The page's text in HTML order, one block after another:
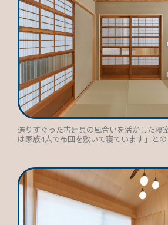
選りすぐった古建具の風合いを活かした寝
は家族4人で布団を敷いて寝ています」との